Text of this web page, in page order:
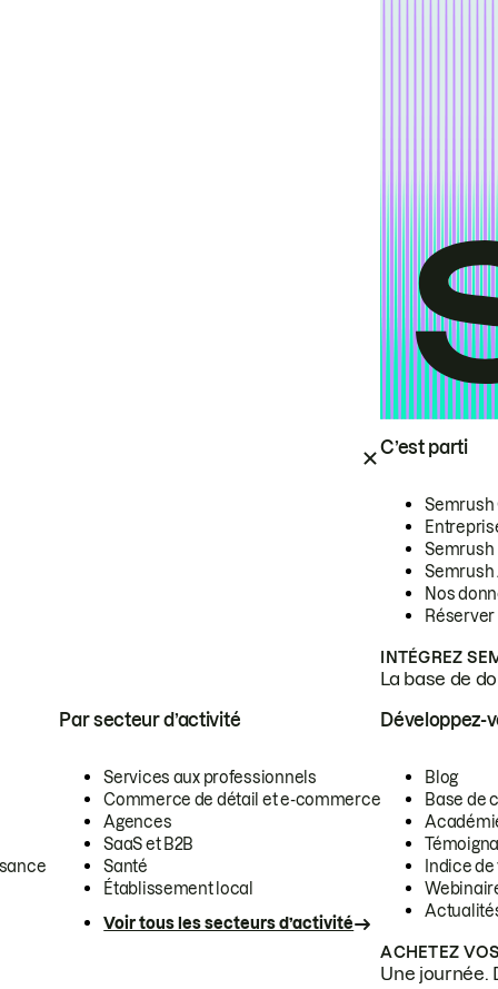
C’est parti
Semrush
Semrush
Semrush
Nos
INTÉGREZ
La base de
Par secteur d’activité
Services aux professionnels
Commerce de détail et e-commerce
Agences
SaaS et B2B
Santé
Établissement local
Voir tous les secteurs d’activité
Développez-
Blog
Base de
Indice
ACHETEZ
Une journée.